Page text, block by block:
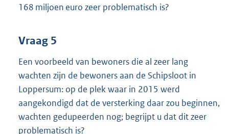
168 miljoen euro zeer problematisch is?
Vraag 5
Een voorbeeld van bewoners die al zeer lang
wachten zijn de bewoners aan de Schipsloot in
Loppersum: op de plek waar in 2015 werd
aangekondigd dat de versterking daar zou beginnen,
wachten gedupeerden nog; begrijpt u dat dit zeer
problematisch is?